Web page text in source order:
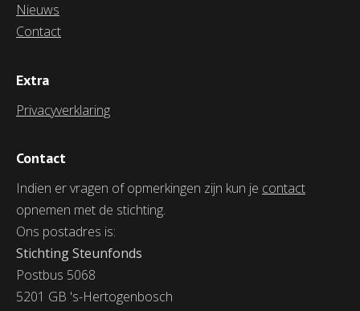
Nieuws
Contact
Extra
Privacyverklaring
Contact
Indien er vragen of opmerkingen zijn kun je contact
opnemen met de stichting.
Ons postadres is:
Stichting Steunfonds
Postbus 5068
5201 GB 's-Hertogenbosch